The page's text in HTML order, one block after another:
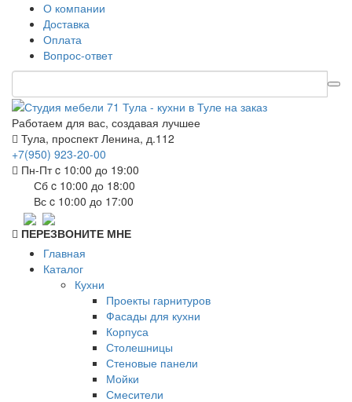
О компании
Доставка
Оплата
Вопрос-ответ
Работаем для вас, создавая лучшее
Тула, проспект Ленина, д.112
+7(950) 923-20-00
Пн-Пт c 10:00 до 19:00
Сб c 10:00 до 18:00
Вс c 10:00 до 17:00
ПЕРЕЗВОНИТЕ МНЕ
Главная
Каталог
Кухни
Проекты гарнитуров
Фасады для кухни
Корпуса
Столешницы
Стеновые панели
Мойки
Смесители